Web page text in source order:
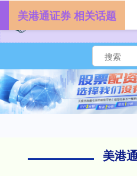
美港
美港通证券 相关话题